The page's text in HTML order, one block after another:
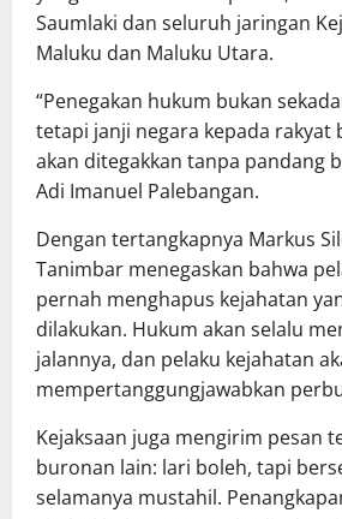
Saumlaki dan seluruh jaringan
Maluku dan Maluku Utara.
“Penegakan hukum bukan
tetapi janji negara kepada rakyat
akan ditegakkan tanpa pandang
Adi Imanuel Palebangan.
Dengan tertangkapnya Markus
Tanimbar menegaskan bahwa
pernah menghapus kejahatan
dilakukan. Hukum akan selalu
jalannya, dan pelaku kejahatan
mempertanggungjawabkan
Kejaksaan juga mengirim pesan
buronan lain: lari boleh, tapi
selamanya mustahil.